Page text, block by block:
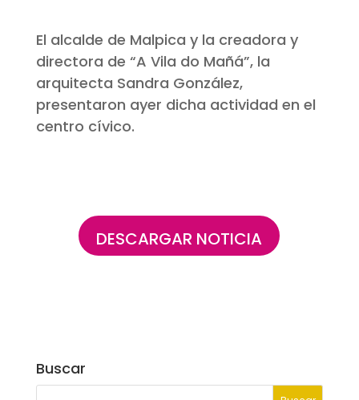
El alcalde de Malpica y la creadora y
directora de “A Vila do Mañá”, la
arquitecta Sandra González,
presentaron ayer dicha actividad en el
centro cívico.
DESCARGAR NOTICIA
Buscar